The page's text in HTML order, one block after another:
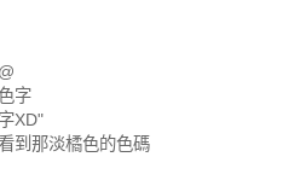
字
XD"
到那淡橘色的色碼